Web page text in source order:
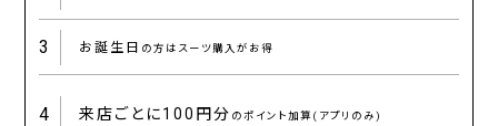
3 お誕生日 の方はスーツ購入がお得
4 来店ごとに100円分 のポイント加算(アプリのみ)